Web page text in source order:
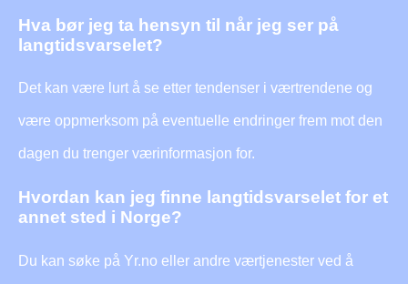
Hva bør jeg ta hensyn til når jeg ser på
langtidsvarselet?
Det kan være lurt å se etter tendenser i værtrendene og
være oppmerksom på eventuelle endringer frem mot den
dagen du trenger værinformasjon for.
Hvordan kan jeg finne langtidsvarselet for et
annet sted i Norge?
Du kan søke på Yr.no eller andre værtjenester ved å